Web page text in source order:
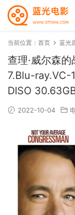
当前位置： 首页 蓝光
查理·威尔森
7.Blu-ray.VC-
DISO
2022-10-04